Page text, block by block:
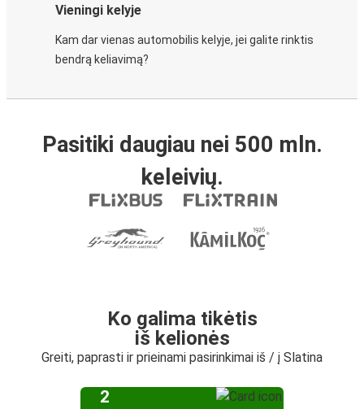
Vieningi kelyje
Kam dar vienas automobilis kelyje, jei galite rinktis
bendrą keliavimą?
Pasitiki daugiau nei 500 mln.
keleivių.
Ko galima tikėtis
iš kelionės
Greiti, paprasti ir prieinami pasirinkimai iš / į Slatina
2